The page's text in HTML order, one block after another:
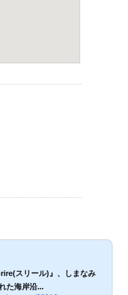
スリール)』、しまなみ
た海岸沿...